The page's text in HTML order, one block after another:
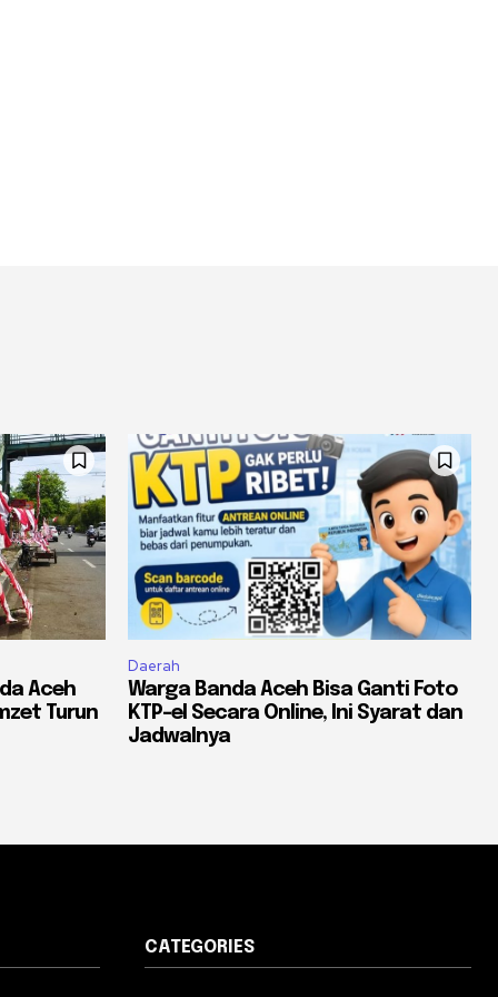
Aceh
Turun
Daerah
Warga Banda Aceh Bisa Ganti Foto
KTP-el Secara Online, Ini Syarat dan
Jadwalnya
CATEGORIES